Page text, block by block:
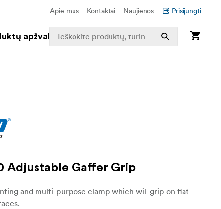
Apie mus Kontaktai Naujienos Prisijungti
apžvalga
Adjustable Gaffer Grip
and multi-purpose clamp which will grip on flat